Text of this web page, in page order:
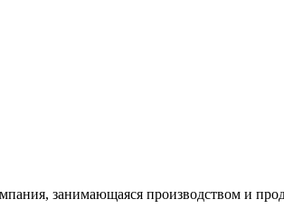
занимающаяся производством и